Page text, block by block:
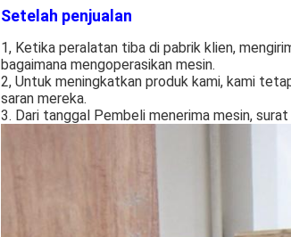
Setelah penjualan
1, Ketika peralatan tiba di pabrik klien,
bagaimana mengoperasikan mesin.
2, Untuk meningkatkan produk kami, kami
saran mereka.
3. Dari tanggal Pembeli menerima mesin,